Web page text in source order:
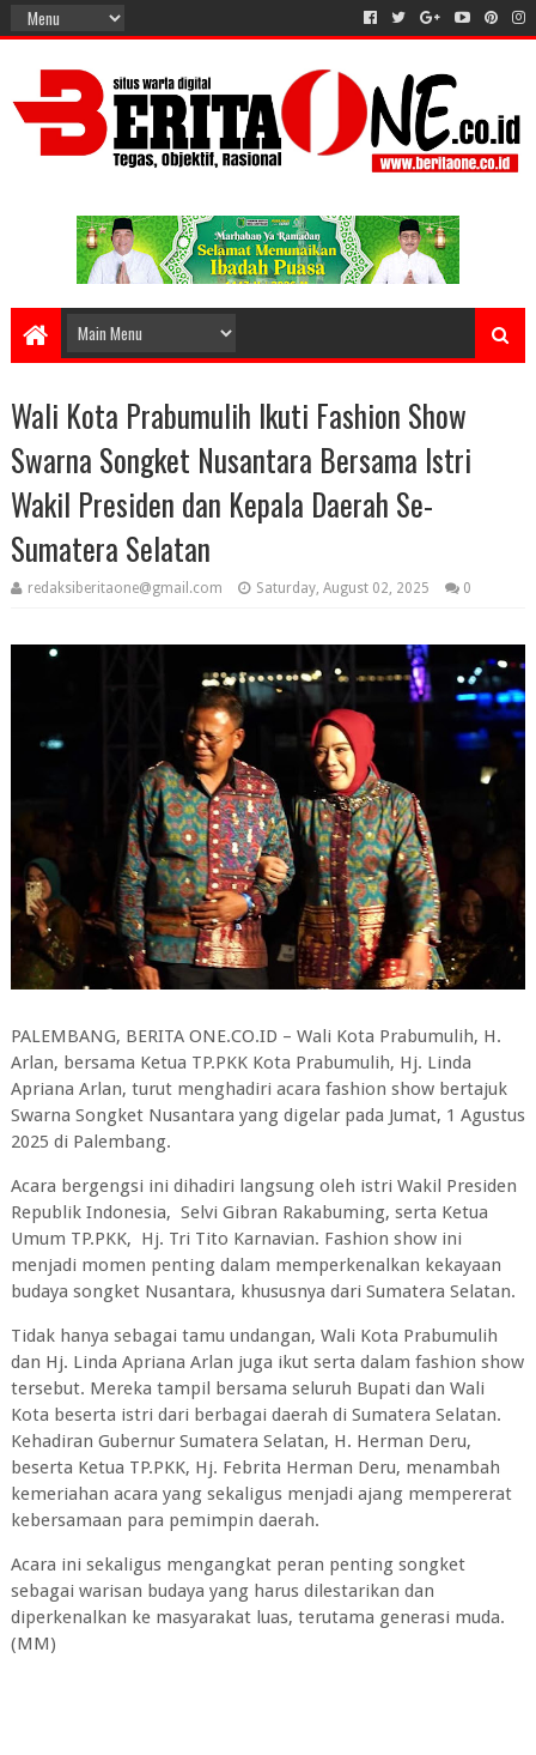
Wali Kota Prabumulih Ikuti Fashion Show
Swarna Songket Nusantara Bersama Istri
Wakil Presiden dan Kepala Daerah Se-
Sumatera Selatan
redaksiberitaone@gmail.com Saturday, August 02, 2025 0
PALEMBANG, BERITA ONE.CO.ID – Wali Kota Prabumulih, H.
Arlan, bersama Ketua TP.PKK Kota Prabumulih, Hj. Linda
Apriana Arlan, turut menghadiri acara fashion show bertajuk
Swarna Songket Nusantara yang digelar pada Jumat, 1 Agustus
2025 di Palembang.
Acara bergengsi ini dihadiri langsung oleh istri Wakil Presiden
Republik Indonesia, Selvi Gibran Rakabuming, serta Ketua
Umum TP.PKK, Hj. Tri Tito Karnavian. Fashion show ini
menjadi momen penting dalam memperkenalkan kekayaan
budaya songket Nusantara, khususnya dari Sumatera Selatan.
Tidak hanya sebagai tamu undangan, Wali Kota Prabumulih
dan Hj. Linda Apriana Arlan juga ikut serta dalam fashion show
tersebut. Mereka tampil bersama seluruh Bupati dan Wali
Kota beserta istri dari berbagai daerah di Sumatera Selatan.
Kehadiran Gubernur Sumatera Selatan, H. Herman Deru,
beserta Ketua TP.PKK, Hj. Febrita Herman Deru, menambah
kemeriahan acara yang sekaligus menjadi ajang mempererat
kebersamaan para pemimpin daerah.
Acara ini sekaligus mengangkat peran penting songket
sebagai warisan budaya yang harus dilestarikan dan
diperkenalkan ke masyarakat luas, terutama generasi muda.
(MM)